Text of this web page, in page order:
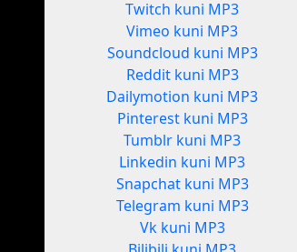
Twitch kuni MP3
Vimeo kuni MP3
Soundcloud kuni MP3
Reddit kuni MP3
Dailymotion kuni MP3
Pinterest kuni MP3
Tumblr kuni MP3
Linkedin kuni MP3
Snapchat kuni MP3
Telegram kuni MP3
Vk kuni MP3